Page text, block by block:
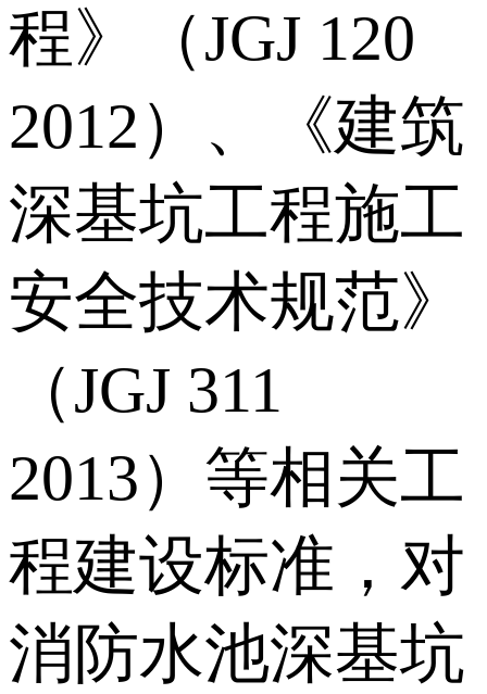
程》（JGJ 120
2012）、《建筑
深基坑工程施工
安全技术规范》
（JGJ 311
2013）等相关工
程建设标准，对
消防水池深基坑